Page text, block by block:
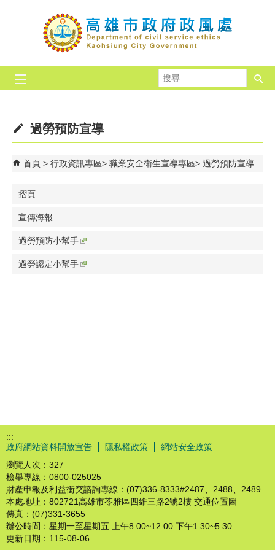
跳到主要內容區塊
尋
過勞預防宣導
首頁 行政資訊專區 職業安全衛生宣導專區 過勞預防宣導
摺頁
宣傳海報
過勞預防小幫手
過勞認定小幫手
:::
政府網站資料開放宣告
隱私權政策
網站安全政策
瀏覽人次： 327
檢舉專線：0800-025025
財產申報及利益衝突諮詢專線：(07)336-8333#2487、2488、2489
本處地址：802721高雄市苓雅區四維三路2號2樓 交通位置圖
傳真：(07)331-3655
辦公時間：星期一至星期五 上午8:00~12:00 下午1:30~5:30
更新日期： 115-08-06